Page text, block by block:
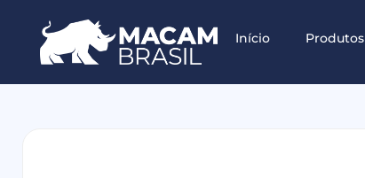
Início Produtos